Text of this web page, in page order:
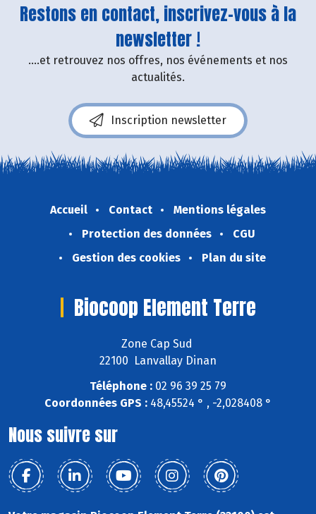
Restons en contact, inscrivez-vous à la
newsletter !
....et retrouvez nos offres, nos événements et nos
actualités.
Inscription newsletter
Accueil Contact
Mentions légales
Protection des données
CGU
Gestion des cookies
Plan du site
Biocoop Element Terre
Zone Cap Sud
22100 Lanvallay Dinan
Téléphone : 02 96 39 25 79
Coordonnées GPS : 48,45524 ° , -2,028408 °
Nous suivre sur